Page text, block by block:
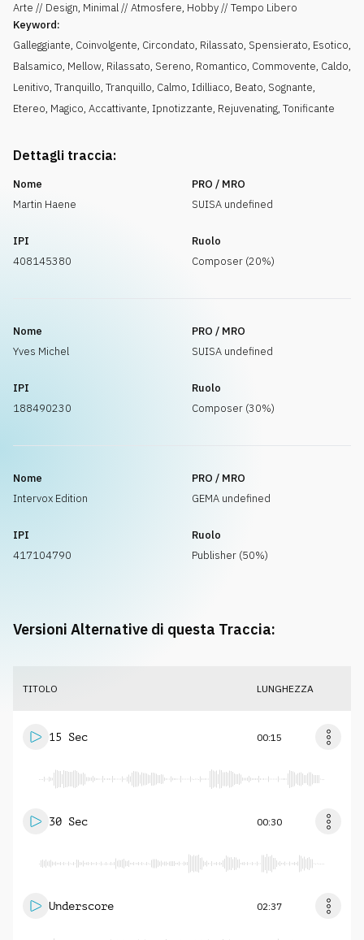
Arte // Design, Minimal // Atmosfere, Hobby // Tempo Libero
Keyword:
Galleggiante, Coinvolgente, Circondato, Rilassato, Spensierato, Esotico,
Balsamico, Mellow, Rilassato, Sereno, Romantico, Commovente, Caldo,
Lenitivo, Tranquillo, Tranquillo, Calmo, Idilliaco, Beato, Sognante,
Etereo, Magico, Accattivante, Ipnotizzante, Rejuvenating, Tonificante
Dettagli traccia:
Nome
Martin Haene
PRO / MRO
SUISA undefined
IPI
408145380
Ruolo
Composer (20%)
Nome
Yves Michel
PRO / MRO
SUISA undefined
IPI
188490230
Ruolo
Composer (30%)
Nome
Intervox Edition
PRO / MRO
GEMA undefined
IPI
417104790
Ruolo
Publisher (50%)
Versioni Alternative di questa Traccia:
TITOLO LUNGHEZZA
15 Sec 00:15
30 Sec 00:30
Underscore 02:37